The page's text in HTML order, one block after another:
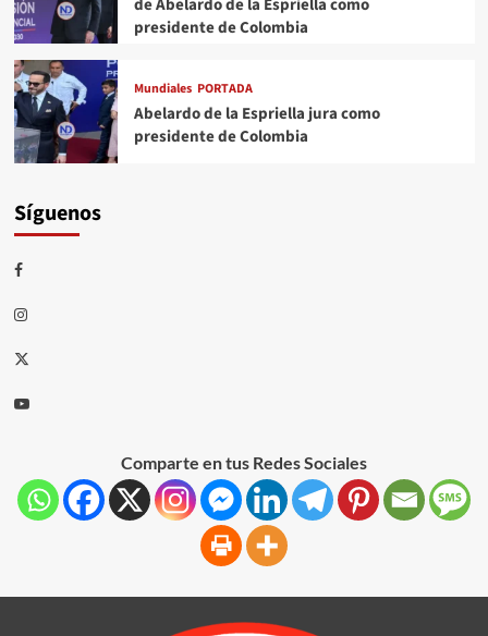
de Abelardo de la Espriella como
presidente de Colombia
Mundiales PORTADA
Abelardo de la Espriella jura como
presidente de Colombia
Síguenos
Comparte en tus Redes Sociales